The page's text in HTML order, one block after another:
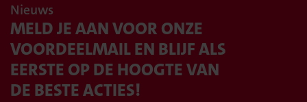
Nieuws
MELD JE AAN VOOR ONZE
VOORDEELMAIL EN BLIJF ALS
EERSTE OP DE HOOGTE VAN
DE BESTE ACTIES!